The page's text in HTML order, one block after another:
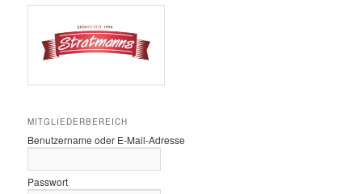
MITGLIEDERBEREICH
Benutzername oder E-Mail-Adresse
Passwort